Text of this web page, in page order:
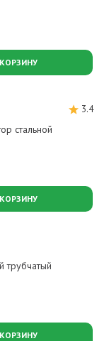
3.4
стальной
трубчатый